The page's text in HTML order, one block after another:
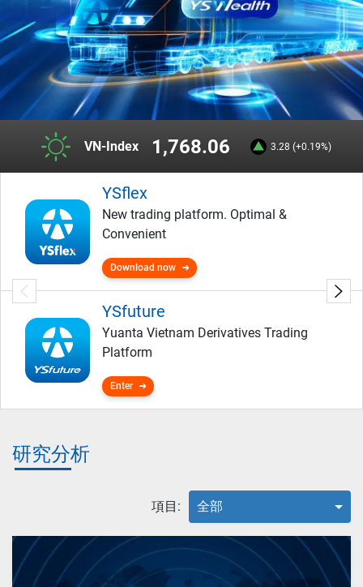
VN-Index 1,768.06 3.28 (+0.19%)
YSflex
New trading platform. Optimal &
Convenient
Download now
YSfuture
Yuanta Vietnam Derivatives Trading
Platform
Enter
研究分析
項目: 全部